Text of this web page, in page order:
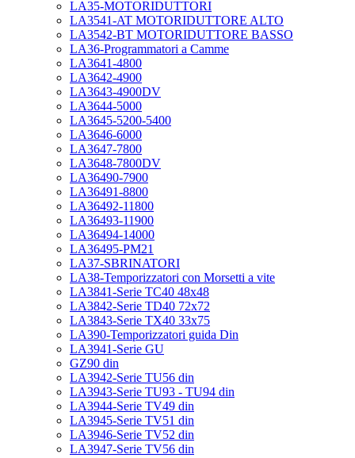
LA35-MOTORIDUTTORI
LA3541-AT MOTORIDUTTORE ALTO
LA3542-BT MOTORIDUTTORE BASSO
LA36-Programmatori a Camme
LA3641-4800
LA3642-4900
LA3643-4900DV
LA3644-5000
LA3645-5200-5400
LA3646-6000
LA3647-7800
LA3648-7800DV
LA36490-7900
LA36491-8800
LA36492-11800
LA36493-11900
LA36494-14000
LA36495-PM21
LA37-SBRINATORI
LA38-Temporizzatori con Morsetti a vite
LA3841-Serie TC40 48x48
LA3842-Serie TD40 72x72
LA3843-Serie TX40 33x75
LA390-Temporizzatori guida Din
LA3941-Serie GU
GZ90 din
LA3942-Serie TU56 din
LA3943-Serie TU93 - TU94 din
LA3944-Serie TV49 din
LA3945-Serie TV51 din
LA3946-Serie TV52 din
LA3947-Serie TV56 din